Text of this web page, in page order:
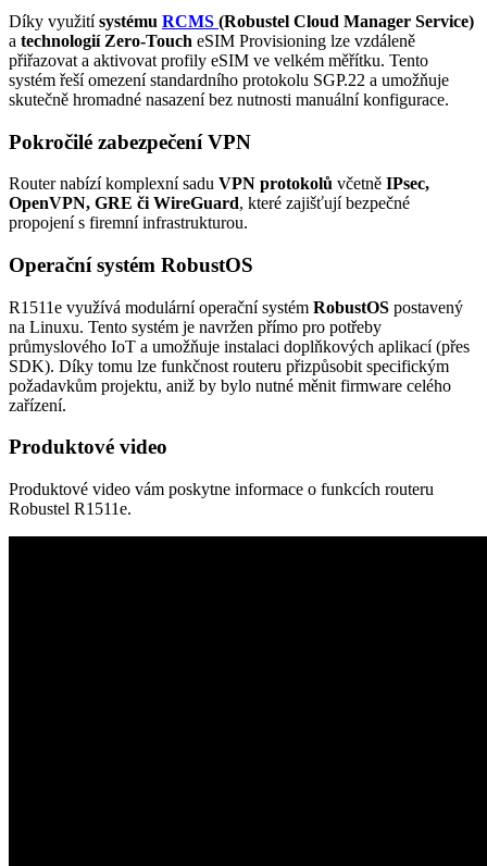
Díky využitísystému RCMS (Robustel Cloud Manager Service)
a technologií Zero-Touch eSIM Provisioning lze vzdáleně
přiřazovat a aktivovat profily eSIM ve velkém měřítku. Tento
systém řeší omezení standardního protokolu SGP.22 a umožňuje
skutečně hromadné nasazení bez nutnosti manuální konfigurace.
Pokročilé zabezpečeníVPN
Routernabízí komplexní sadu VPN protokolů včetně IPsec,
OpenVPN, GRE či WireGuard, které zajišťují bezpečné
propojení s firemní infrastrukturou.
Operační systém RobustOS
R1511e využívá modulární operační systém RobustOS postavený
na Linuxu. Tento systém je navržen přímo pro potřeby
průmyslového IoT a umožňuje instalaci doplňkových aplikací (přes
SDK). Díky tomu lze funkčnost routeru přizpůsobit specifickým
požadavkům projektu, aniž by bylo nutné měnit firmware celého
zařízení.
Produktové video
Produktové video vám poskytne informace o funkcích routeru
Robustel R1511e.